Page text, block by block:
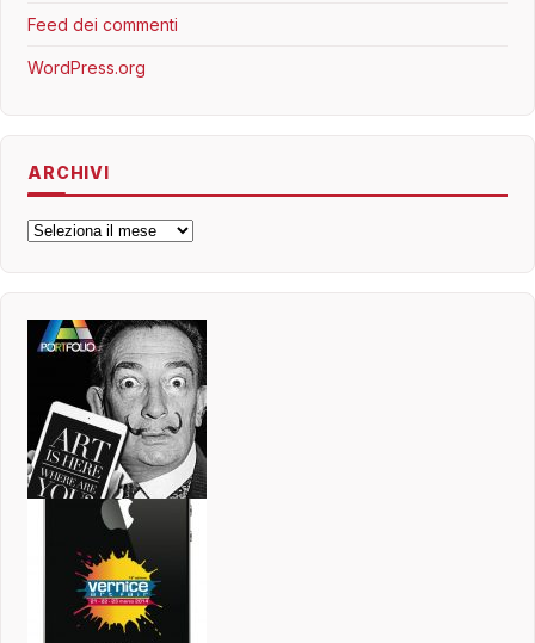
Feed dei commenti
WordPress.org
ARCHIVI
Archivi